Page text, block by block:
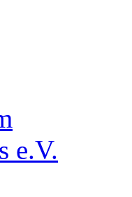
e.V.